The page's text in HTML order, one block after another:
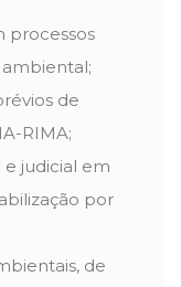
processos
de
RIMA;
e judicial em
por
de